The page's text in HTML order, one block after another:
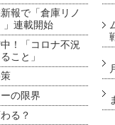
報で「倉庫リノ
」連載開始
！「コロナ不況
こと」
の限界
る？